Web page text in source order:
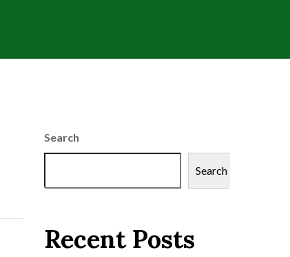
Search
Search
Recent Posts